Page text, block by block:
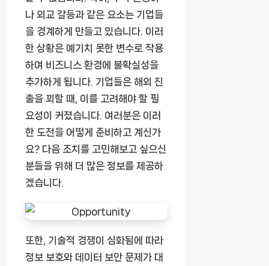
나 외교 갈등과 같은 요소는 기업들
을 경계하게 만들고 있습니다. 이러
한 상황은 예기치 못한 변수로 작용
하여 비즈니스 환경에 불확실성을
추가하게 됩니다. 기업들은 해외 진
출을 꾀할 때, 이를 고려해야 할 필
요성이 커졌습니다. 여러분은 이러
한 도전을 어떻게 준비하고 계신가
요? 다음 조치를 고민해보고 싶으신
분들을 위해 더 많은 정보를 제공하
겠습니다.
또한, 기술적 경쟁이 심화됨에 따라
정보 보호와 데이터 보안 문제가 대